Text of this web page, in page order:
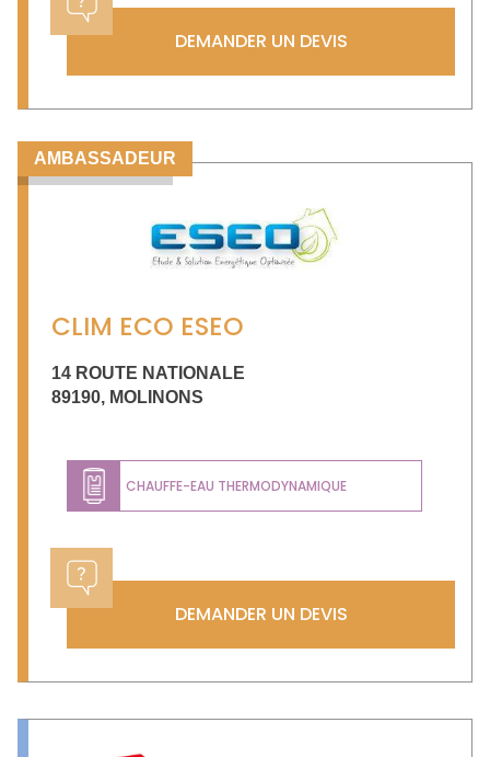
DEMANDER UN DEVIS
AMBASSADEUR
CLIM ECO ESEO
14 ROUTE NATIONALE
89190, MOLINONS
CHAUFFE-EAU THERMODYNAMIQUE
DEMANDER UN DEVIS